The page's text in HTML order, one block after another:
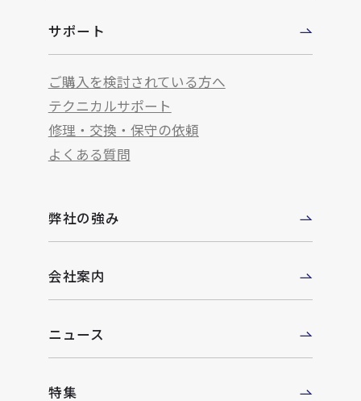
サポート
ご購入を検討されている方へ
テクニカルサポート
修理・交換・保守の依頼
よくある質問
弊社の強み
会社案内
ニュース
特集